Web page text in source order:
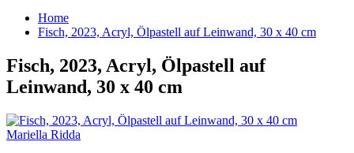
Home
Fisch, 2023, Acryl, Ölpastell auf Leinwand, 30 x 40 cm
Fisch, 2023, Acryl, Ölpastell auf
Leinwand, 30 x 40 cm
Mariella Ridda